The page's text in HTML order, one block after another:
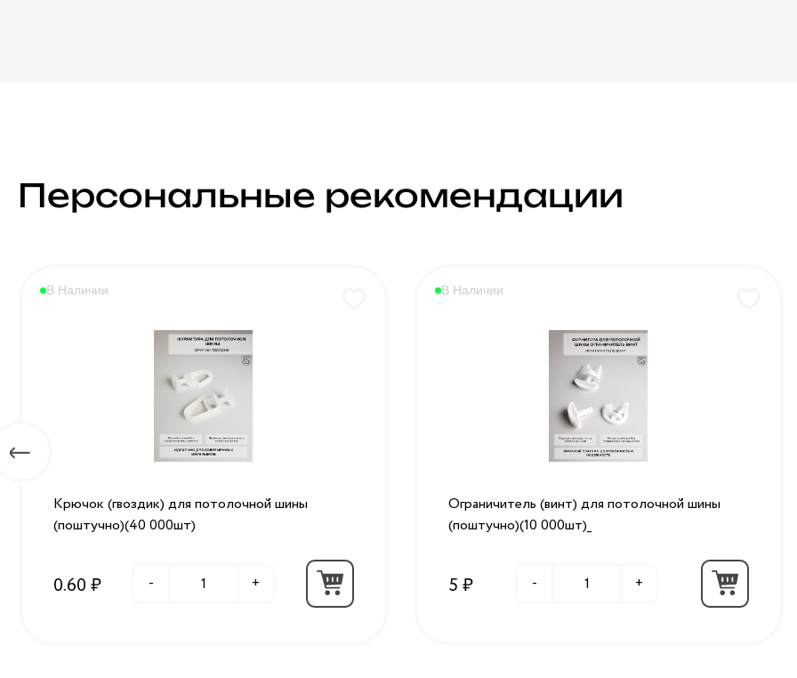
Персональные рекомендации
Крючок (гвоздик) для потолочной шины
(поштучно)(40 000шт)
В Наличии
0.60 ₽ - +
Ограничитель (винт) для потолочной шины
(поштучно)(10 000шт)_
В Наличии
5 ₽ - +